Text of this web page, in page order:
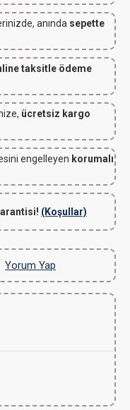
anında sepette
taksitle ödeme
ücretsiz kargo
engelleyen korumalı
(Koşullar)
Yorum Yap